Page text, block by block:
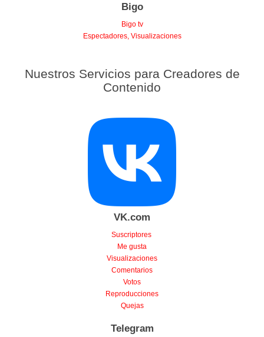
Bigo
Bigo tv
Espectadores, Visualizaciones
Nuestros Servicios para Creadores de
Contenido
VK.com
Suscriptores
Me gusta
Visualizaciones
Comentarios
Votos
Reproducciones
Quejas
Telegram